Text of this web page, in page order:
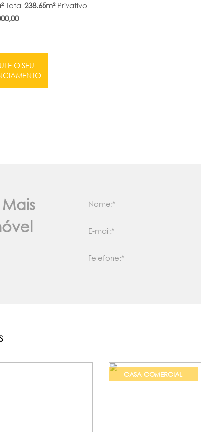
Total 238.65m²Privativo
O SEU
CASA COMERCIAL